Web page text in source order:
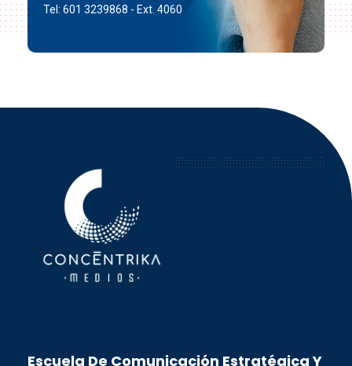
Tel: 601 3239868 - Ext. 4060
Escuela De Comunicación Estratégica Y